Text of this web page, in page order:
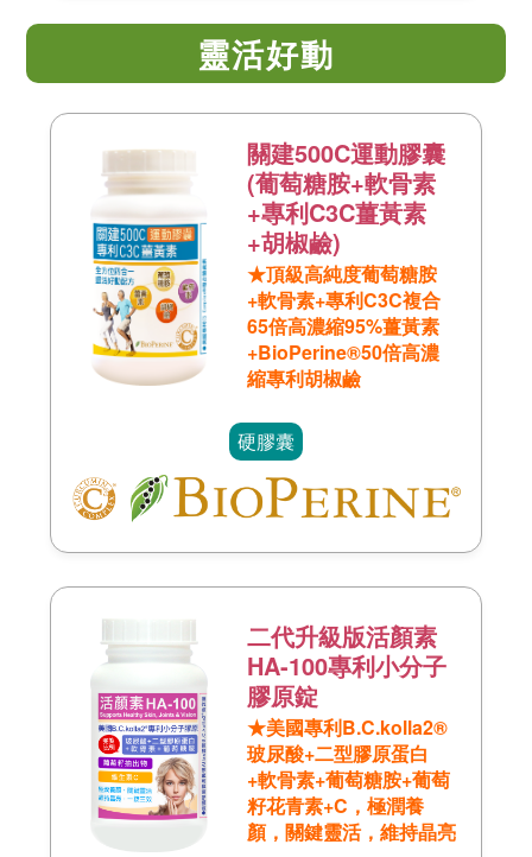
靈活好動
關建500C運動膠囊
(葡萄糖胺+軟骨素
+專利C3C薑黃素
+胡椒鹼)
★頂級高純度葡萄糖胺
+軟骨素+專利C3C複合
65倍高濃縮95%薑黃素
+BioPerine®50倍高濃
縮專利胡椒鹼
硬膠囊
二代升級版活顏素
HA-100專利小分子
膠原錠
★美國專利B.C.kolla2®
玻尿酸+二型膠原蛋白
+軟骨素+葡萄糖胺+葡萄
籽花青素+C，極潤養
顏，關鍵靈活，維持晶亮